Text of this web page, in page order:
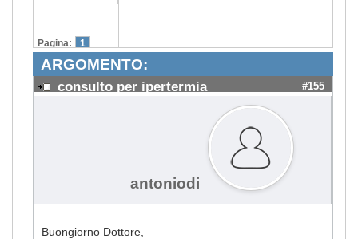
Pagina: 1
ARGOMENTO:
consulto per ipertermia #155
antoniodi
Buongiorno Dottore,